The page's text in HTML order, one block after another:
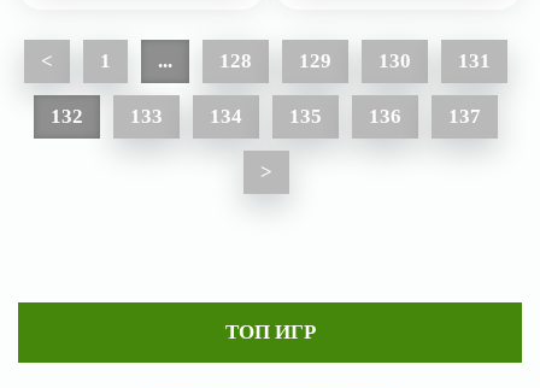
< 1 ... 128 129 130 131
132 133 134 135 136 137
>
ТОП ИГР